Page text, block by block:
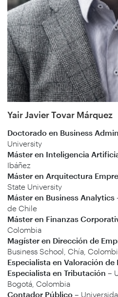
Yair Javier Tovar Márquez
Doctorado en Business
University
Máster en Inteligencia
Ibáñez
Máster en Arquitectura
State University
Máster en Business Analytics
de Chile
Máster en Finanzas
Colombia
Magíster en Dirección de
Business School, Chía,
Especialista en Valoración de
Especialista en Tributación –
Bogotá, Colombia
Contador Público –